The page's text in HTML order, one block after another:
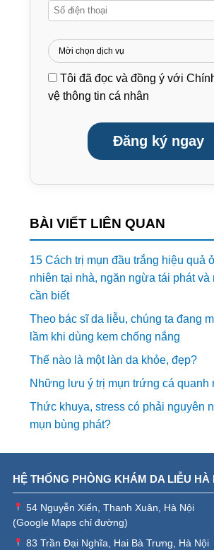
Tôi đã đọc và đồng ý với
vệ thông tin cá nhân
Đăng ký ngay
BÀI VIẾT LIÊN QUAN
15 Cách trị mụn đầu trắng hiệu quả
nhiên tại nhà, ngăn ngừa tái phát và
cần biết
Theo bác sĩ da liễu, chúng ta đang
lầm khi dùng kem chống nắng
Thế nào là một làn da khỏe, đẹp?
Những lưu ý trị mụn trứng cá quanh
Thức khuya, stress có phải nguyên
mụn bùng phát?
HỆ THỐNG PHÒNG KHÁM DA LIỄU HÀ
54 Nguyễn Xiển, Thanh Xuân, Hà Nội
(Google Maps chỉ đường)
83 Trần Đại Nghĩa, Hai Bà Trưng, Hà Nội